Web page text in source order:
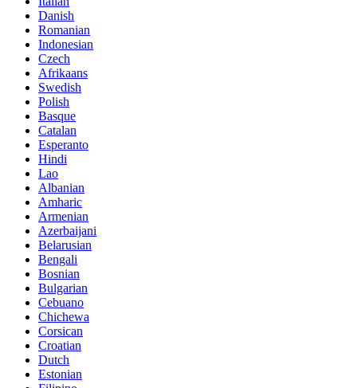
Danish
Romanian
Indonesian
Czech
Afrikaans
Swedish
Polish
Basque
Catalan
Esperanto
Hindi
Lao
Albanian
Amharic
Armenian
Azerbaijani
Belarusian
Bengali
Bosnian
Bulgarian
Cebuano
Chichewa
Corsican
Croatian
Dutch
Estonian